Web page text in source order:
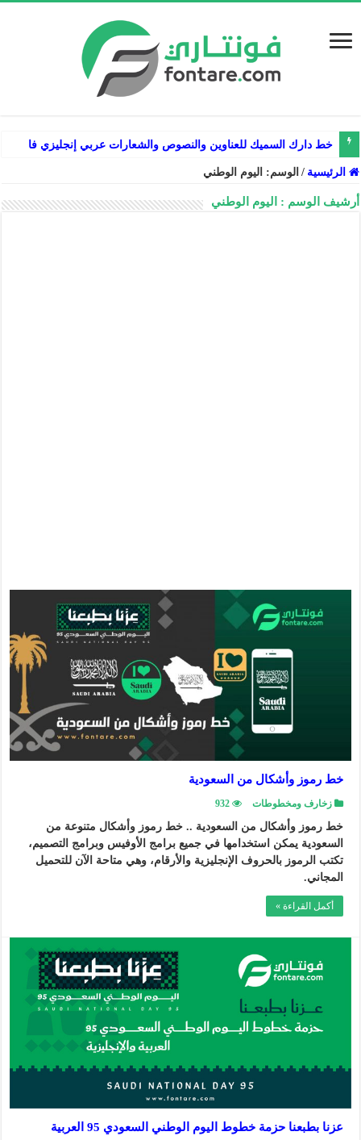
خط دارك السميك للعناوين والنصوص والشعارات عربي إنجليزي فارسي
الرئيسية / الوسم: اليوم الوطني
أرشيف الوسم : اليوم الوطني
خط رموز وأشكال من السعودية
زخارف ومخطوطات 932
خط رموز وأشكال من السعودية .. خط رموز وأشكال متنوعة من
السعودية يمكن استخدامها في جميع برامج الأوفيس وبرامج التصميم،
تكتب الرموز بالحروف الإنجليزية والأرقام، وهي متاحة الآن للتحميل
المجاني.
أكمل القراءة »
عزنا بطبعنا حزمة خطوط اليوم الوطني السعودي 95 العربية